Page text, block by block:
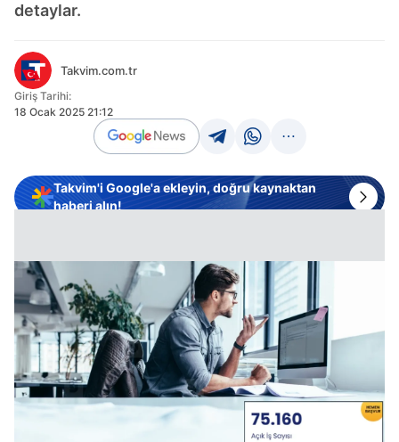
detaylar.
Takvim.com.tr
Giriş Tarihi:
18 Ocak 2025 21:12
Takvim'i Google'a ekleyin, doğru kaynaktan
haberi alın!